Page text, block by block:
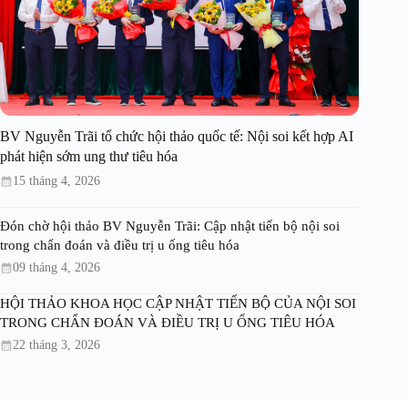
BV Nguyễn Trãi tổ chức hội thảo quốc tế: Nội soi kết hợp AI
phát hiện sớm ung thư tiêu hóa
15 tháng 4, 2026
Đón chờ hội thảo BV Nguyễn Trãi: Cập nhật tiến bộ nội soi
trong chẩn đoán và điều trị u ống tiêu hóa
09 tháng 4, 2026
HỘI THẢO KHOA HỌC CẬP NHẬT TIẾN BỘ CỦA NỘI SOI
TRONG CHẨN ĐOÁN VÀ ĐIỀU TRỊ U ỐNG TIÊU HÓA
22 tháng 3, 2026